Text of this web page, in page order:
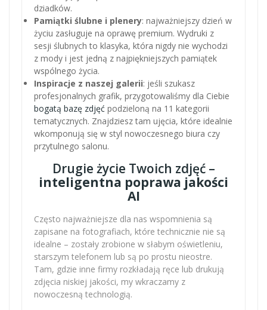
dziadków.
Pamiątki ślubne i plenery: najważniejszy dzień w
życiu zasługuje na oprawę premium. Wydruki z
sesji ślubnych to klasyka, która nigdy nie wychodzi
z mody i jest jedną z najpiękniejszych pamiątek
wspólnego życia.
Inspiracje z naszej galerii: jeśli szukasz
profesjonalnych grafik, przygotowaliśmy dla Ciebie
bogatą bazę zdjęć podzieloną na 11 kategorii
tematycznych. Znajdziesz tam ujęcia, które idealnie
wkomponują się w styl nowoczesnego biura czy
przytulnego salonu.
Drugie życie Twoich zdjęć –
inteligentna poprawa jakości
AI
Często najważniejsze dla nas wspomnienia są
zapisane na fotografiach, które technicznie nie są
idealne – zostały zrobione w słabym oświetleniu,
starszym telefonem lub są po prostu nieostre.
Tam, gdzie inne firmy rozkładają ręce lub drukują
zdjęcia niskiej jakości, my wkraczamy z
nowoczesną technologią.